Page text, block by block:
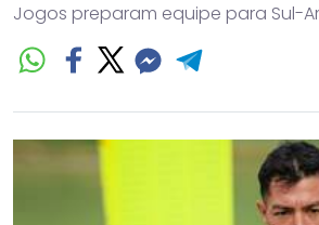
Jogos preparam equipe para Sul-